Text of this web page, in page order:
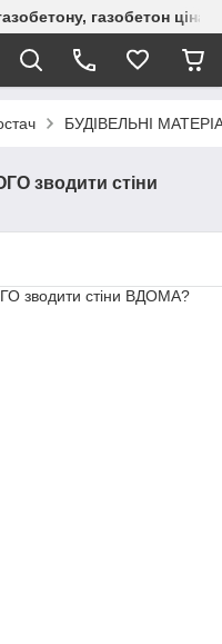
газобетон
БУДІВЕЛЬНІ
зводити стіни